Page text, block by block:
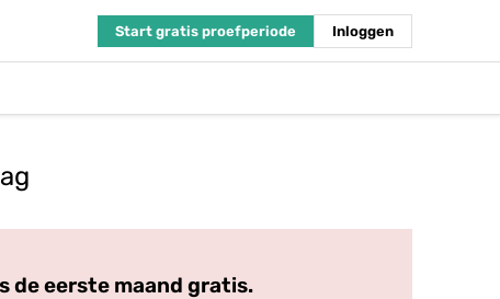
Start gratis proefperiode Inloggen
de eerste maand gratis.